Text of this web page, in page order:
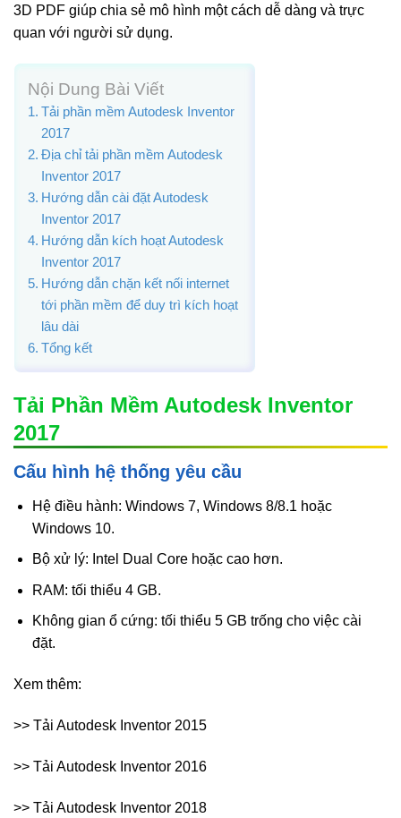
3D PDF giúp chia sẻ mô hình một cách dễ dàng và trực
quan với người sử dụng.
Nội Dung Bài Viết
Tải phần mềm Autodesk Inventor
2017
Địa chỉ tải phần mềm Autodesk
Inventor 2017
Hướng dẫn cài đặt Autodesk
Inventor 2017
Hướng dẫn kích hoạt Autodesk
Inventor 2017
Hướng dẫn chặn kết nối internet
tới phần mềm để duy trì kích hoạt
lâu dài
Tổng kết
Tải Phần Mềm Autodesk Inventor
2017
Cấu hình hệ thống yêu cầu
Hệ điều hành: Windows 7, Windows 8/8.1 hoặc
Windows 10.
Bộ xử lý: Intel Dual Core hoặc cao hơn.
RAM: tối thiểu 4 GB.
Không gian ổ cứng: tối thiểu 5 GB trống cho việc cài
đặt.
Xem thêm:
>> Tải Autodesk Inventor 2015
>> Tải Autodesk Inventor 2016
>> Tải Autodesk Inventor 2018